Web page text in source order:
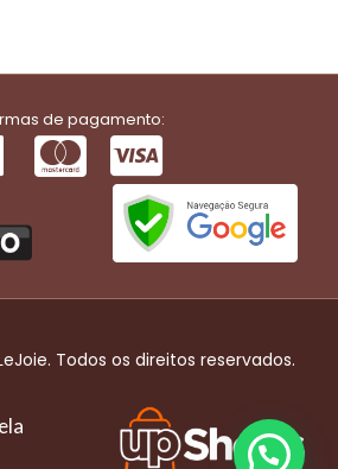
de pagamento:
Todos os direitos reservados.